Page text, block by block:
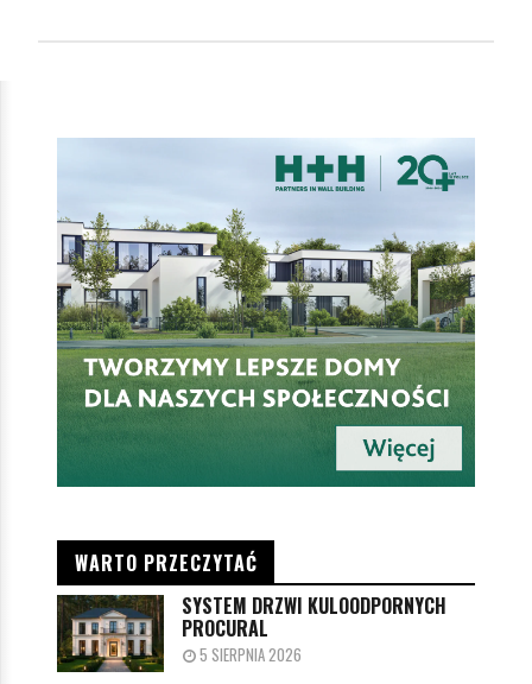
WARTO PRZECZYTAĆ
SYSTEM DRZWI KULOODPORNYCH
PROCURAL
5 SIERPNIA 2026